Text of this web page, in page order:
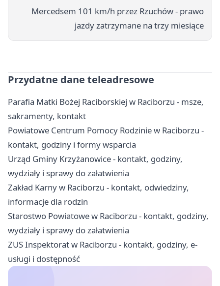
Mercedsem 101 km/h przez Rzuchów - prawo
jazdy zatrzymane na trzy miesiące
Przydatne dane teleadresowe
Parafia Matki Bożej Raciborskiej w Raciborzu - msze,
sakramenty, kontakt
Powiatowe Centrum Pomocy Rodzinie w Raciborzu -
kontakt, godziny i formy wsparcia
Urząd Gminy Krzyżanowice - kontakt, godziny,
wydziały i sprawy do załatwienia
Zakład Karny w Raciborzu - kontakt, odwiedziny,
informacje dla rodzin
Starostwo Powiatowe w Raciborzu - kontakt, godziny,
wydziały i sprawy do załatwienia
ZUS Inspektorat w Raciborzu - kontakt, godziny, e-
usługi i dostępność